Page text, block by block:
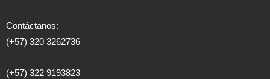
Contáctanos:
(+57) 320 3262736
(+57) 322 9193823